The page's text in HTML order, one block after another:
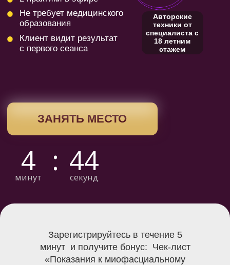
ЗАНЯТЬ МЕСТО
4 : 44
Зарегистрируйтесь в течение 5
минут и получите бонус: Чек-лист
«Показания к миофасциальному